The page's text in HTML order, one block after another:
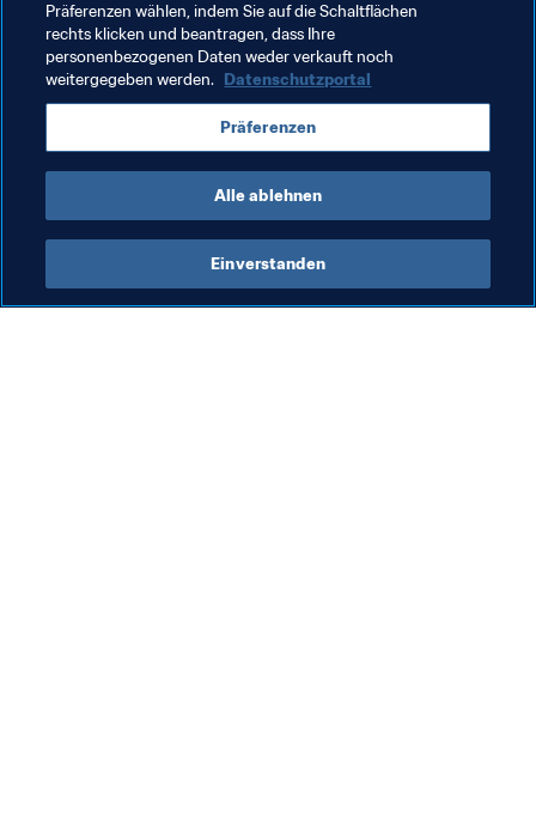
Verwandte Themen
FIFA Frauen-Weltmeisterschaft Frankreich 2019
Argentina Colombia
Präferenzen wählen, indem Sie auf die Schaltflächen
rechts klicken und beantragen, dass Ihre
personenbezogenen Daten weder verkauft noch
weitergegeben werden. Datenschutzportal
Präferenzen
Alle ablehnen
Einverstanden